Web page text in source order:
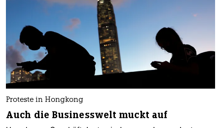
Proteste in Hongkong
Auch die Businesswelt muckt auf